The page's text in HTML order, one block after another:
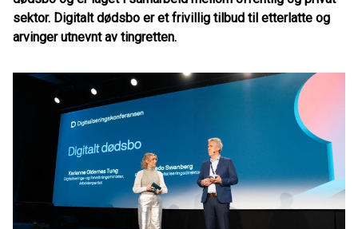
sektor. Digitalt dødsbo er et frivillig tilbud til etterlatte og
arvinger utnevnt av tingretten.